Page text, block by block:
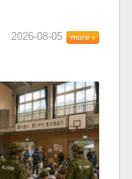
2026-08-05